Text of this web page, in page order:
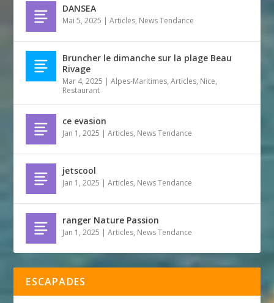
DANSEA
Mai 5, 2025 |Articles, News Tendance
Bruncher le dimanche sur la plage Beau
Rivage
Mar 4, 2025 |Alpes-Maritimes,Articles, Nice,
Restaurant
ce evasion
Jan 1, 2025 |Articles, News Tendance
jetscool
Jan 1, 2025 |Articles, News Tendance
ranger Nature Passion
Jan 1, 2025 |Articles, News Tendance
ESCAPADES